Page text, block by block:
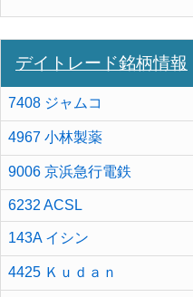
デイトレード銘柄情報
7408 ジャムコ
4967 小林製薬
9006 京浜急行電鉄
6232 ACSL
143A イシン
4425 Ｋｕｄａｎ